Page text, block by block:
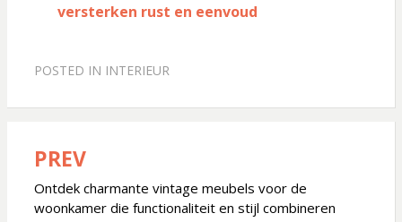
versterken rust en eenvoud
POSTED IN INTERIEUR
Bericht
navigatie
PREV
Ontdek charmante vintage meubels voor de
woonkamer die functionaliteit en stijl combineren